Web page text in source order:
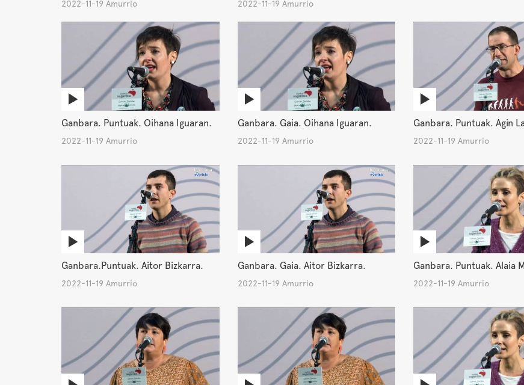
2022-11-19 Amurrio 2022-11-19 Amurrio
Ganbara. Puntuak. Oihana Iguaran.
2022-11-19 Amurrio
Ganbara. Gaia. Oihana Iguaran.
2022-11-19 Amurrio
Ganbara. Puntuak. Agin
2022-11-19 Amurrio
Ganbara.Puntuak. Aitor Bizkarra.
2022-11-19 Amurrio
Ganbara. Gaia. Aitor Bizkarra.
2022-11-19 Amurrio
Ganbara. Puntuak. Alaia
2022-11-19 Amurrio